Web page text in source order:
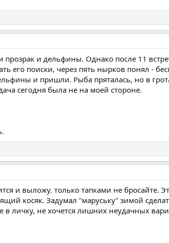
и дельфины. Однако после 11
его поиски, через пять нырков понял -
и пришли. Рыба пряталась, но в
сегодня была не на моей стороне.
и выложу. только тапками не бросайте.
косяк. Задумал "маруську" зимой
личку, не хочется лишних неудачных